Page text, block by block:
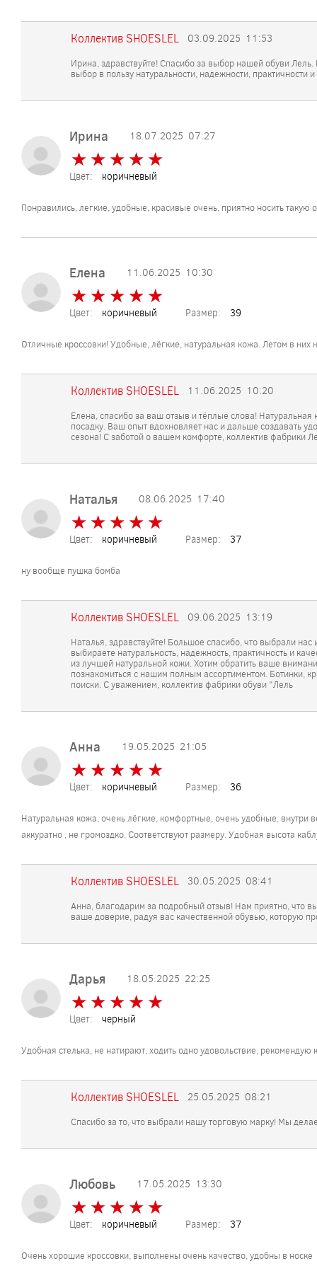
Коллектив SHOESLEL 03.09.2025 11:53
Ирина, здравствуйте! Спасибо за выбор нашей обуви
выбор в пользу натуральности, надежности, практичности и
Ирина 18.07.2025 07:27
★ ★ ★ ★ ★
★ ★ ★ ★ ★
Цвет: коричневый
Понравились, легкие, удобные, красивые очень, приятно носить такую
Елена 11.06.2025 10:30
★ ★ ★ ★ ★
★ ★ ★ ★ ★
Цвет: коричневый Размер: 39
Отличные кроссовки! Удобные, лёгкие, натуральная кожа. Летом в
Коллектив SHOESLEL 11.06.2025 10:20
Елена, спасибо за ваш отзыв и тёплые слова!
посадку. Ваш опыт вдохновляет нас и дальше создавать
сезона! С заботой о вашем комфорте, коллектив фабрики
Наталья 08.06.2025 17:40
★ ★ ★ ★ ★
★ ★ ★ ★ ★
Цвет: коричневый Размер: 37
ну вообще пушка бомба
Коллектив SHOESLEL 09.06.2025 13:19
Наталья, здравствуйте! Большое спасибо, что выбрали
выбираете натуральность, надежность, практичность и
из лучшей натуральной кожи. Хотим обратить ваше
познакомиться с нашим полным ассортиментом. Ботинки,
поиски. С уважением, коллектив фабрики обуви "Лель
Анна 19.05.2025 21:05
★ ★ ★ ★ ★
★ ★ ★ ★ ★
Цвет: коричневый Размер: 36
Натуральная кожа, очень лёгкие, комфортные, очень удобные, внутри
аккуратно , не громоздко. Соответствуют размеру. Удобная высота
Коллектив SHOESLEL 30.05.2025 08:41
Анна, благодарим за подробный отзыв! Нам приятно, что
ваше доверие, радуя вас качественной обувью, которую
Дарья 18.05.2025 22:25
★ ★ ★ ★ ★
★ ★ ★ ★ ★
Цвет: черный
Удобная стелька, не натирают, ходить одно удовольствие, рекомендую
Коллектив SHOESLEL 25.05.2025 08:21
Спасибо за то, что выбрали нашу торговую марку! Мы
Любовь 17.05.2025 13:30
★ ★ ★ ★ ★
★ ★ ★ ★ ★
Цвет: коричневый Размер: 37
Очень хорошие кроссовки, выполнены очень качество, удобны в носке